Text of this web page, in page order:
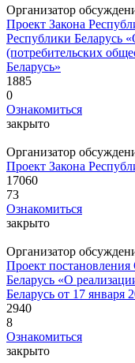
Организатор
Проект Закона
Республики Беларусь
(потребительских
Беларусь»
1885
0
Ознакомиться
закрыто
Организатор
Проект Закона
17060
73
Ознакомиться
закрыто
Организатор
Проект
Беларусь «О
Беларусь от 17 января
2940
8
Ознакомиться
закрыто